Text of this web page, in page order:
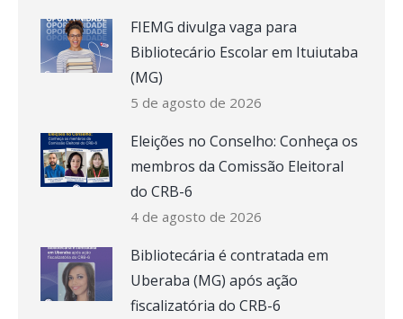
FIEMG divulga vaga para
Bibliotecário Escolar em Ituiutaba
(MG)
5 de agosto de 2026
Eleições no Conselho: Conheça os
membros da Comissão Eleitoral
do CRB-6
4 de agosto de 2026
Bibliotecária é contratada em
Uberaba (MG) após ação
fiscalizatória do CRB-6